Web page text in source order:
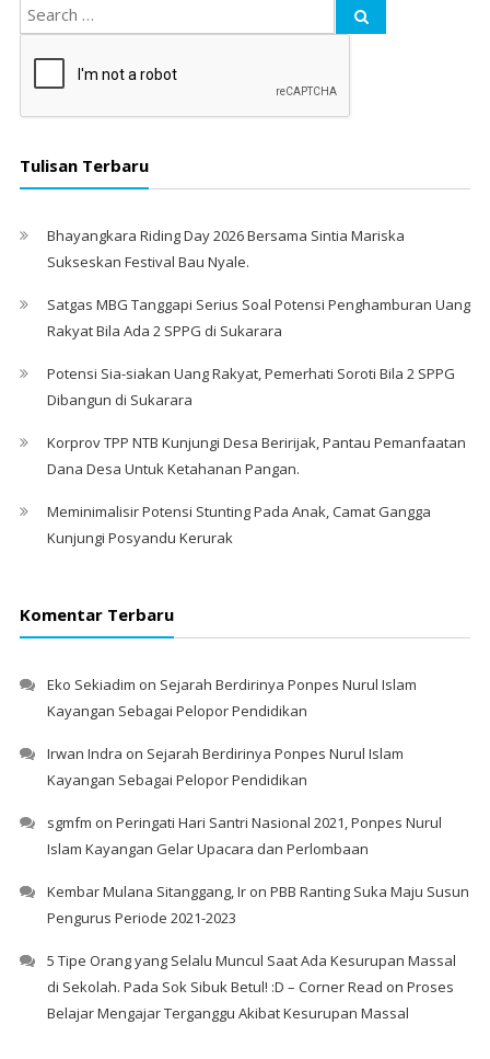
Tulisan Terbaru
Bhayangkara Riding Day 2026 Bersama Sintia Mariska
Sukseskan Festival Bau Nyale. ‎
Satgas MBG Tanggapi Serius Soal Potensi Penghamburan Uang
Rakyat Bila Ada 2 SPPG di Sukarara
Potensi Sia-siakan Uang Rakyat, Pemerhati Soroti Bila 2 SPPG
Dibangun di Sukarara
Korprov TPP NTB Kunjungi Desa Beririjak, Pantau Pemanfaatan
Dana Desa Untuk Ketahanan Pangan.
Meminimalisir Potensi Stunting Pada Anak, Camat Gangga
Kunjungi Posyandu Kerurak
Komentar Terbaru
Eko Sekiadim on Sejarah Berdirinya Ponpes Nurul Islam
Kayangan Sebagai Pelopor Pendidikan
Irwan Indra on Sejarah Berdirinya Ponpes Nurul Islam
Kayangan Sebagai Pelopor Pendidikan
sgmfm on Peringati Hari Santri Nasional 2021, Ponpes Nurul
Islam Kayangan Gelar Upacara dan Perlombaan
Kembar Mulana Sitanggang, Iron PBB Ranting Suka Maju Susun
Pengurus Periode 2021-2023
5 Tipe Orang yang Selalu Muncul Saat Ada Kesurupan Massal
di Sekolah. Pada Sok Sibuk Betul! :D – Corner Read on Proses
Belajar Mengajar Terganggu Akibat Kesurupan Massal